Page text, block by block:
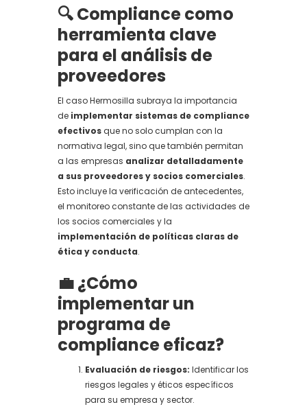
🔍 Compliance como
herramienta clave
para el análisis de
proveedores
El caso Hermosilla subraya la importancia
de implementar sistemas de compliance
efectivosque no solo cumplan con la
normativa legal, sino que también permitan
a las empresas analizar detalladamente
a sus proveedores y socios comerciales.
Esto incluye la verificación de antecedentes,
el monitoreo constante de las actividades de
los socios comerciales y la
implementación de políticas claras de
ética y conducta.
💼 ¿Cómo
implementar un
programa de
compliance eficaz?
Evaluación de riesgos: Identificar los
riesgos legales y éticos específicos
para su empresa y sector.